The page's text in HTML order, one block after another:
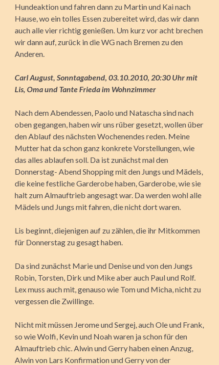
Hundeaktion und fahren dann zu Martin und Kai nach
Hause, wo ein tolles Essen zubereitet wird, das wir dann
auch alle vier richtig genießen. Um kurz vor acht brechen
wir dann auf, zurück in die WG nach Bremen zu den
Anderen.
Carl August, Sonntagabend, 03.10.2010, 20:30 Uhr mit
Lis, Oma und Tante Frieda im Wohnzimmer
Nach dem Abendessen, Paolo und Natascha sind nach
oben gegangen, haben wir uns rüber gesetzt, wollen über
den Ablauf des nächsten Wochenendes reden. Meine
Mutter hat da schon ganz konkrete Vorstellungen, wie
das alles ablaufen soll. Da ist zunächst mal den
Donnerstag- Abend Shopping mit den Jungs und Mädels,
die keine festliche Garderobe haben, Garderobe, wie sie
halt zum Almauftrieb angesagt war. Da werden wohl alle
Mädels und Jungs mit fahren, die nicht dort waren.
Lis beginnt, diejenigen auf zu zählen, die ihr Mitkommen
für Donnerstag zu gesagt haben.
Da sind zunächst Marie und Denise und von den Jungs
Robin, Torsten, Dirk und Mike aber auch Paul und Rolf.
Lex muss auch mit, genauso wie Tom und Micha, nicht zu
vergessen die Zwillinge.
Nicht mit müssen Jerome und Sergej, auch Ole und Frank,
so wie Wolfi, Kevin und Noah waren ja schon für den
Almauftrieb chic. Alwin und Gerry haben einen Anzug,
Alwin von Lars Konfirmation und Gerry von der